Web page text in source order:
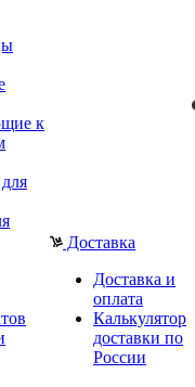
к
Доставка
Доставка и
оплата
Калькулятор
доставки по
России